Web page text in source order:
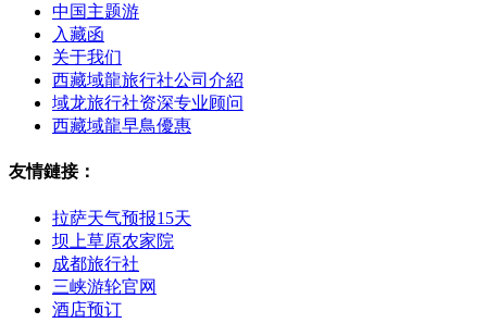
中国主题游
入藏函
关于我们
西藏域龍旅行社公司介紹
域龙旅行社资深专业顾问
西藏域龍早鳥優惠
友情鏈接：
拉萨天气预报15天
坝上草原农家院
成都旅行社
三峡游轮官网
酒店预订